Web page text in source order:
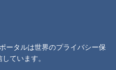
ータルは世界のプライバシー保
ています。